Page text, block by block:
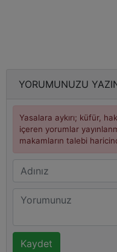
YORUMUNUZU
Yasalara aykırı; küfür,
içeren yorumlar
makamların talebi